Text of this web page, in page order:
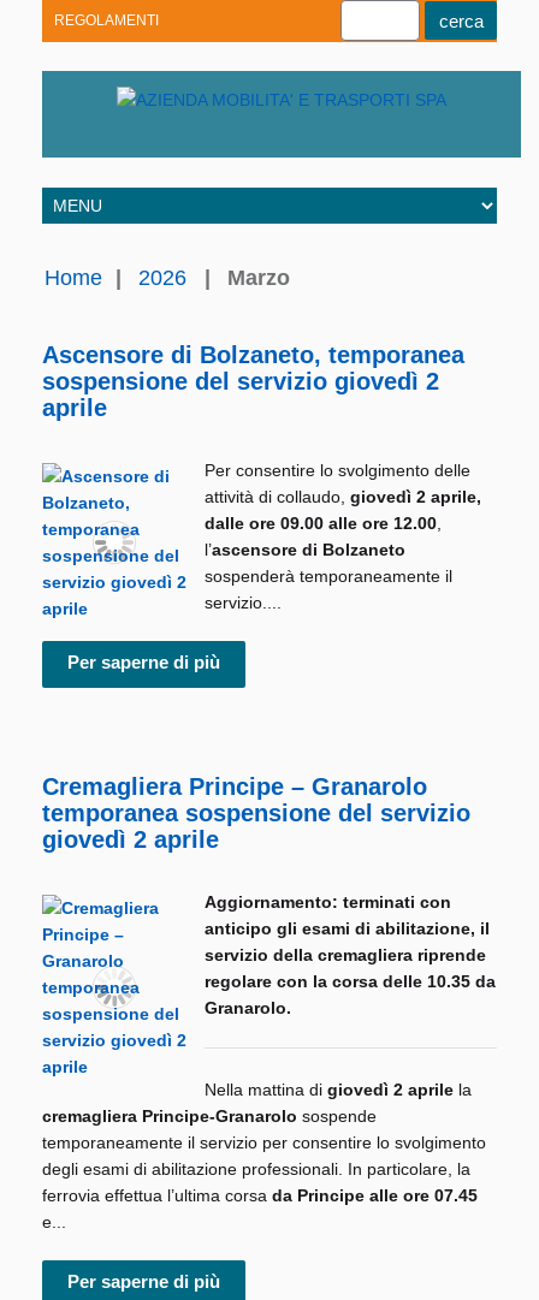
REGOLAMENTI
Home 2026 Marzo
Ascensore di Bolzaneto, temporanea
sospensione del servizio giovedì 2
aprile
Per consentire lo svolgimento delle
attività di collaudo, giovedì 2 aprile,
dalle ore 09.00 alle ore 12.00,
l’ascensore di Bolzaneto
sospenderà temporaneamente il
servizio....
Per saperne di più
Cremagliera Principe – Granarolo
temporanea sospensione del servizio
giovedì 2 aprile
Aggiornamento: terminati con
anticipo gli esami di abilitazione, il
servizio della cremagliera riprende
regolare con la corsa delle 10.35 da
Granarolo.
Nella mattina di giovedì 2 aprile la
cremagliera Principe-Granarolo sospende
temporaneamente il servizio per consentire lo svolgimento
degli esami di abilitazione professionali. In particolare, la
ferrovia effettua l’ultima corsa da Principe alle ore 07.45
e...
Per saperne di più